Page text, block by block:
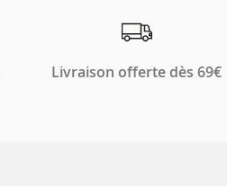
Livraison offerte dès 69€